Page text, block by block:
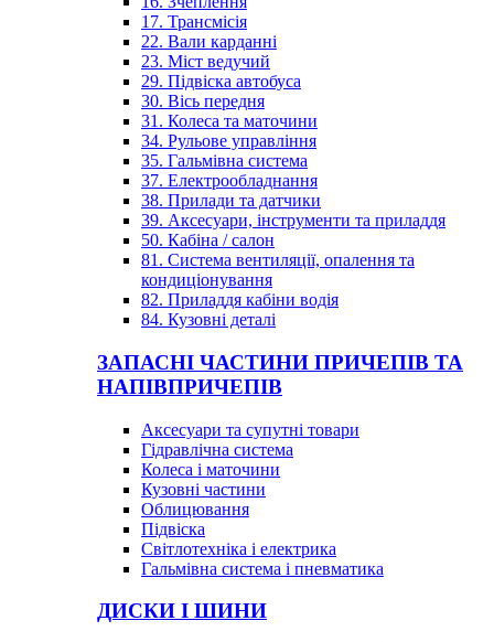
17. Трансмісія
22. Вали карданні
23. Міст ведучий
29. Підвіска автобуса
30. Вісь передня
31. Колеса та маточини
34. Рульове управління
35. Гальмівна система
37. Електрообладнання
38. Прилади та датчики
39. Аксесуари, інструменти та приладдя
50. Кабіна / салон
81. Система вентиляції, опалення та
кондиціонування
82. Приладдя кабіни водія
84. Кузовні деталі
ЗАПАСНІ ЧАСТИНИ ПРИЧЕПІВ ТА
НАПІВПРИЧЕПІВ
Аксесуари та супутні товари
Гідравлічна система
Колеса і маточини
Кузовні частини
Облицювання
Підвіска
Світлотехніка і електрика
Гальмівна система і пневматика
ДИСКИ І ШИНИ